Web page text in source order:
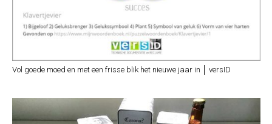
Vol goede moed en met een frisse blik het nieuwe jaar in │ versID